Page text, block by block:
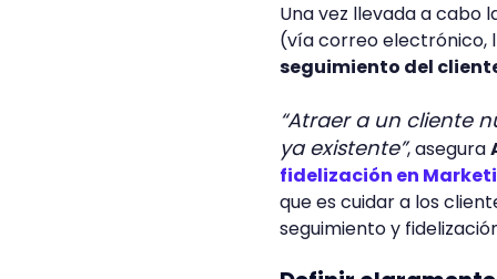
Una vez llevada a cabo
(vía correo electrónico,
seguimiento del
“Atraer a un cliente
ya existente”, asegura
fidelización en
que es cuidar a los
seguimiento y